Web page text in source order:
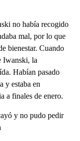
no había recogido
mal, por lo que
bienestar. Cuando
Iwanski, la
Habían pasado
y estaba en
a finales de enero.
y no pudo pedir